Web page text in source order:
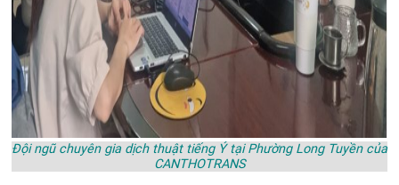
Đội ngũ chuyên gia dịch thuật tiếng Ý tại Phường Long Tuyền của
CANTHOTRANS